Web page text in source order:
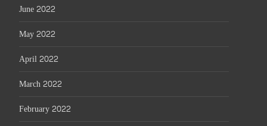
June 2022
May 2022
April 2022
March 2022
February 2022